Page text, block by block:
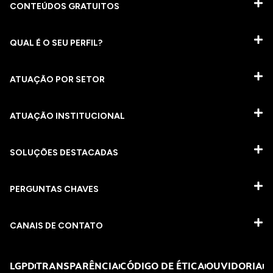
CONTEÚDOS GRATUITOS
QUAL É O SEU PERFIL?
ATUAÇÃO POR SETOR
ATUAÇÃO INSTITUCIONAL
SOLUÇÕES DESTACADAS
PERGUNTAS CHAVES​
CANAIS DE CONTATO
LGPDTRANSPARÊNCIACÓDIGO DE ÉTICAOUVIDORIA